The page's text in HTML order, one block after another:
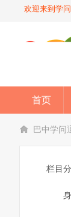
欢迎来到学问
首页
店铺
巴中学问
栏目